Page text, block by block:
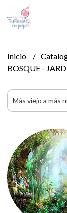
Inicio
BOSQUE -